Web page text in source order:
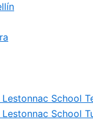
School
School